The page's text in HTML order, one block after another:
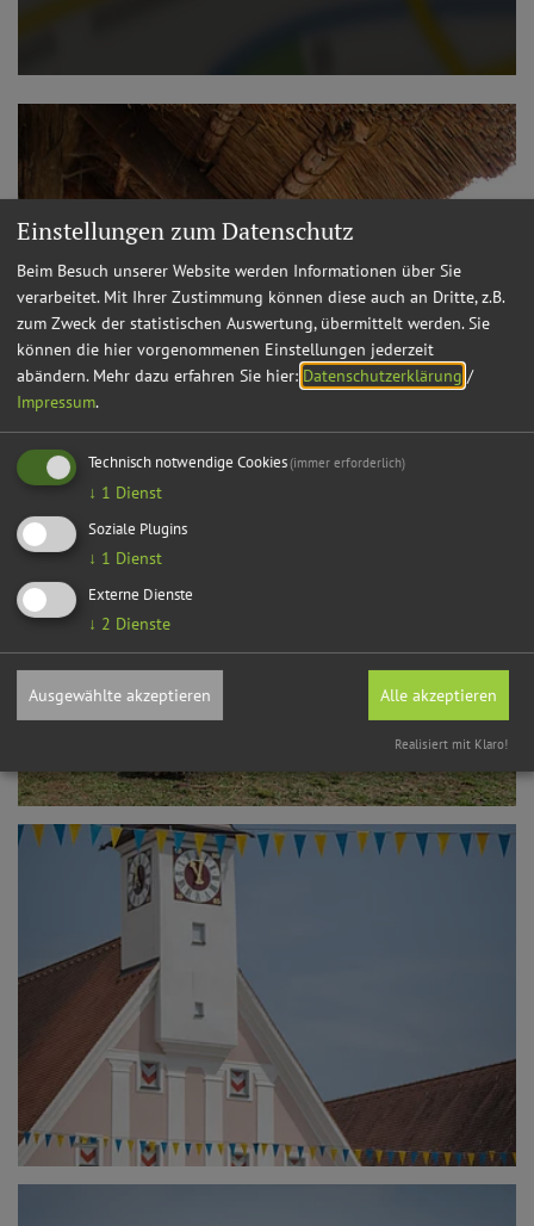
Einstellungen zum Datenschutz
Beim Besuch unserer Website werden Informationen über Sie
verarbeitet. Mit Ihrer Zustimmung können diese auch an Dritte, z.B.
zum Zweck der statistischen Auswertung, übermittelt werden. Sie
können die hier vorgenommenen Einstellungen jederzeit
abändern. Mehr dazu erfahren Sie hier: Datenschutzerklärung /
Impressum.
Technisch notwendige Cookies(immer erforderlich)
↓ 1 Dienst
Soziale Plugins
↓ 1 Dienst
Externe Dienste
↓ 2 Dienste
Ausgewählte akzeptieren Alle akzeptieren
Realisiert mit Klaro!